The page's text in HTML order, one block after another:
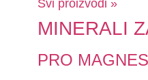
Svi proizvodi »
MINERALI
PRO